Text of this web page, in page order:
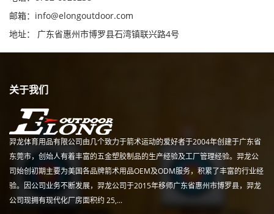
邮箱： info@elongoutdoor.com
地址： 广东省惠州市博罗县石湾镇联兴路4号
关于我们
羿龙体育用品有限公司由几个致力于箭术运动的爱好者于2004年创建于广东省
东莞市，创始人有着丰富的五金塑胶制品的生产经验及工厂管理经验。羿龙公
司始创初期主要为美国各品牌箭术用品OEM及ODM服务，积累了丰富的行业经
验。因公司业务不断发展，羿龙公司于2015年移师广东省惠州市博罗县，羿龙
公司现拥有现代化厂房面积约 25,...